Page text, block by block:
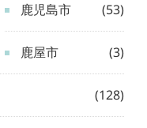
鹿児島市 (53)
鹿屋市 (3)
(128)